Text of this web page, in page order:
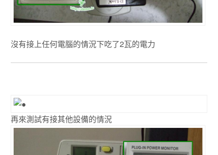
沒有接上任何電腦的情況下吃了2瓦的電力
再來測試有接其他設備的情況